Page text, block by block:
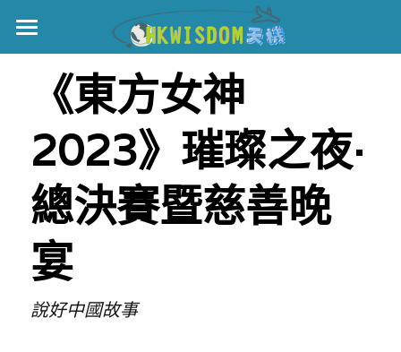
主頁
世界盃
伊美戰爭
黎智英案
正本清源•黎智英案
美西媒體謊言實錄
宏福火災
宏福‧革新
宏福苑聽證會
港聞
中國
《東方女神
2023》璀璨之夜·
總決賽暨慈善晚
宴
說好中國故事